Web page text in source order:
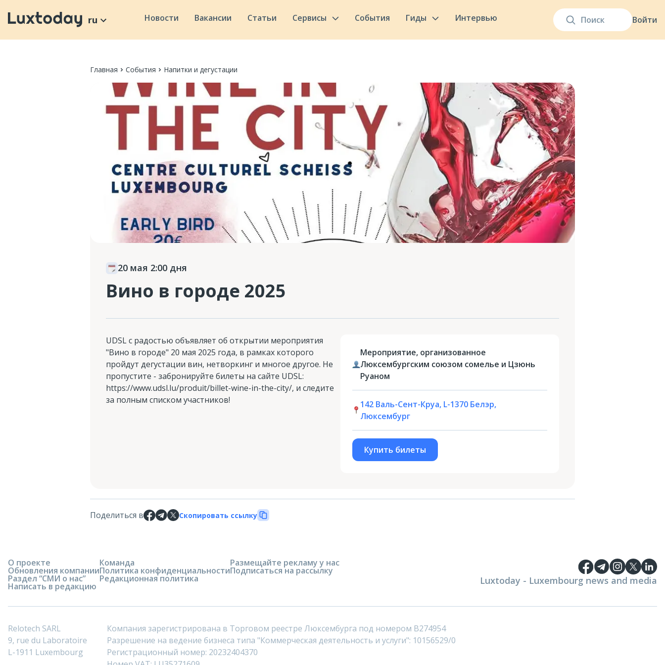
Войти
ru Новости Вакансии Статьи Сервисы События Гиды Интервью
Главная События Напитки и дегустации
20 мая 2:00 дня
Вино в городе 2025
UDSL с радостью объявляет об открытии мероприятия
"Вино в городе" 20 мая 2025 года, в рамках которого
пройдут дегустации вин, нетворкинг и многое другое. Не
пропустите - забронируйте билеты на сайте UDSL:
https://www.udsl.lu/produit/billet-wine-in-the-city/, и следите
за полным списком участников!
Мероприятие, организованное
Люксембургским союзом сомелье и Цзюнь
Руаном
142 Валь-Сент-Круа, L-1370 Белэр,
Люксембург
Купить билеты
Поделиться в Скопировать ссылку
О проекте
Обновления компании
Раздел “СМИ о нас”
Написать в редакцию
Команда
Политика конфиденциальности
Редакционная политика
Размещайте рекламу у нас
Подписаться на рассылку
Luxtoday - Luxembourg news and media
Relotech SARL
9, rue du Laboratoire
L-1911 Luxembourg
Компания зарегистрирована в Торговом реестре Люксембурга под номером B274954
Разрешение на ведение бизнеса типа "Коммерческая деятельность и услуги": 10156529/0
Регистрационный номер: 20232404370